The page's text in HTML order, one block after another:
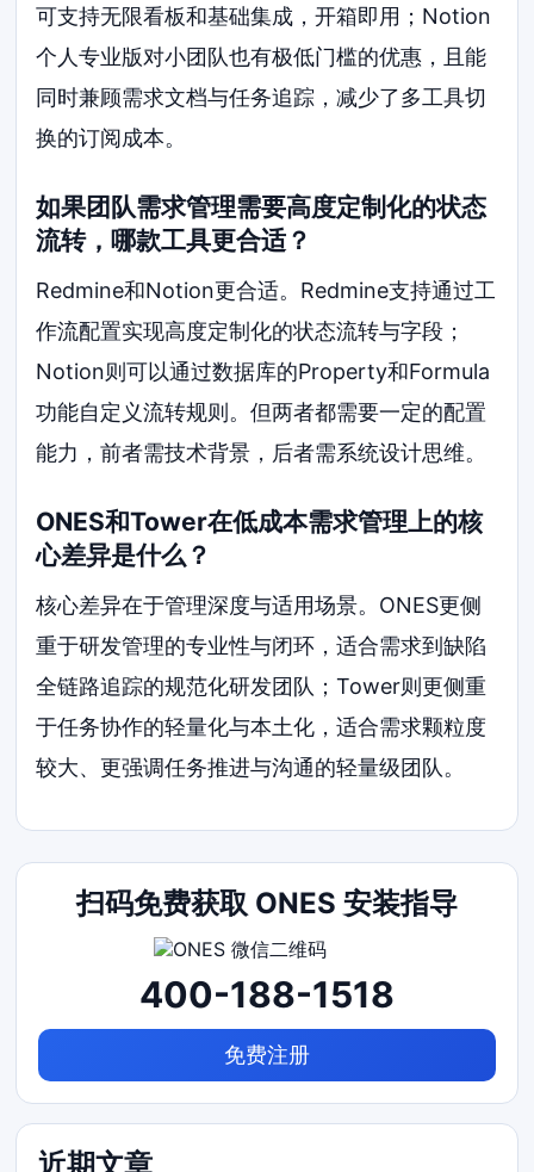
可支持无限看板和基础集成，开箱即用；Notion
个人专业版对小团队也有极低门槛的优惠，且能
同时兼顾需求文档与任务追踪，减少了多工具切
换的订阅成本。
如果团队需求管理需要高度定制化的状态
流转，哪款工具更合适？
Redmine和Notion更合适。Redmine支持通过工
作流配置实现高度定制化的状态流转与字段；
Notion则可以通过数据库的Property和Formula
功能自定义流转规则。但两者都需要一定的配置
能力，前者需技术背景，后者需系统设计思维。
ONES和Tower在低成本需求管理上的核
心差异是什么？
核心差异在于管理深度与适用场景。ONES更侧
重于研发管理的专业性与闭环，适合需求到缺陷
全链路追踪的规范化研发团队；Tower则更侧重
于任务协作的轻量化与本土化，适合需求颗粒度
较大、更强调任务推进与沟通的轻量级团队。
扫码免费获取 ONES 安装指导
400-188-1518
免费注册
近期文章